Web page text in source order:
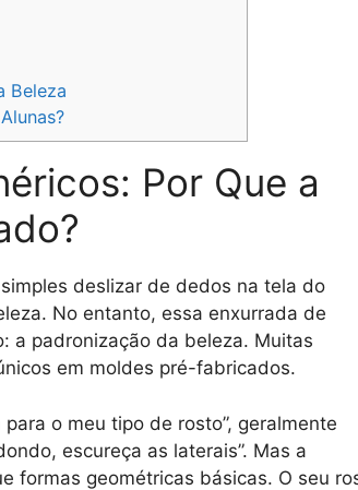
Beleza
Por Que a
deslizar de dedos na tela do
No entanto, essa enxurrada de
a padronização da beleza. Muitas
em moldes pré-fabricados.
o meu tipo de rosto”, geralmente
escureça as laterais”. Mas a
formas geométricas básicas. O seu